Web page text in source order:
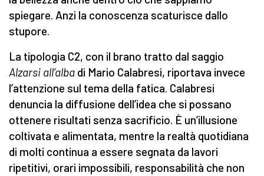
spiegare. Anzi la conoscenza scaturisce dallo
stupore.
La tipologia C2, con il brano tratto dal saggio
Alzarsi all’alba di Mario Calabresi, riportava invece
l’attenzione sul tema della fatica. Calabresi
denuncia la diffusione dell’idea che si possano
ottenere risultati senza sacrificio. È un’illusione
coltivata e alimentata, mentre la realtà quotidiana
di molti continua a essere segnata da lavori
ripetitivi, orari impossibili, responsabilità che non